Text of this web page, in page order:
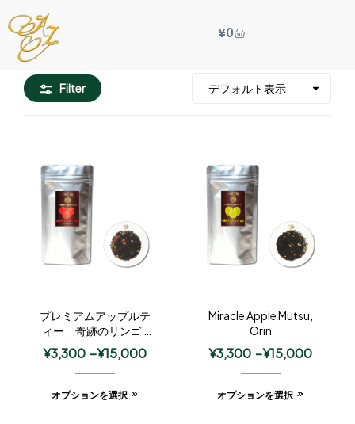
¥0
Filter
プレミアムアップルテ
ィー 奇跡のリンゴ /
フジ
¥3,300 –¥15,000
オプションを選択
Miracle Apple Mutsu,
Orin
¥3,300 –¥15,000
オプションを選択